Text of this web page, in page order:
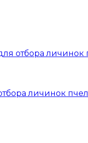
личинок пчел